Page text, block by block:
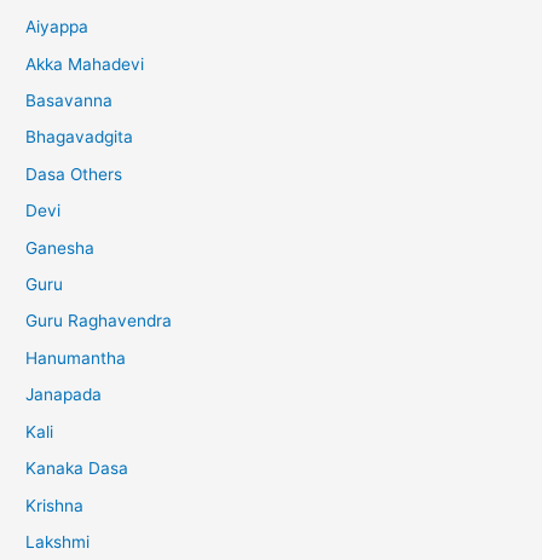
Aiyappa
Akka Mahadevi
Basavanna
Bhagavadgita
Dasa Others
Devi
Ganesha
Guru
Guru Raghavendra
Hanumantha
Janapada
Kali
Kanaka Dasa
Krishna
Lakshmi